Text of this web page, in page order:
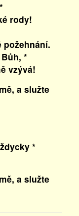
rody!
*
vzývá!
a služte
*
a služte